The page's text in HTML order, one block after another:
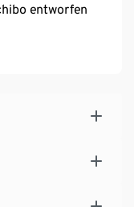
entworfen
& Glory